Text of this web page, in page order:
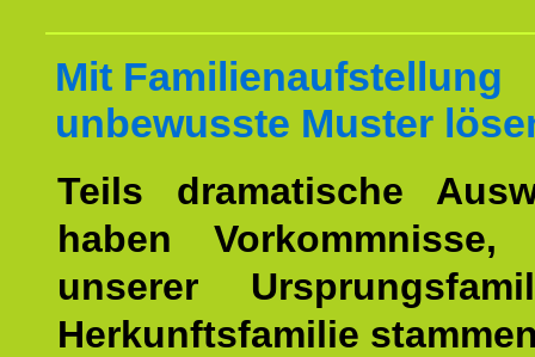
Mit Familienaufstellung
unbewusste Muster
Teils dramatische
haben
unserer
Herkunftsfamilie